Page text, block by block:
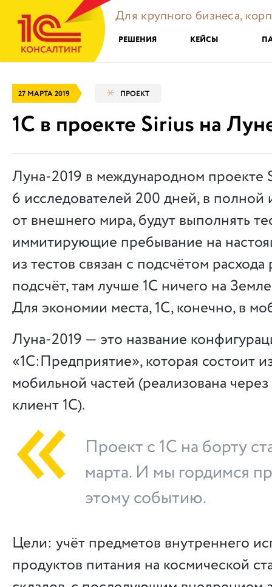
Для крупного бизнеса,
РЕШЕНИЯ КЕЙСЫ
27 МАРТА 2019 ПРОЕКТ
1С в проекте Sirius на
Луна-2019 в международном проекте
6 исследователей 200 дней, в полной
от внешнего мира, будут выполнять
иммитирующие пребывание на
из тестов связан с подсчётом расхода
подсчёт, там лучше 1С ничего на
Для экономии места, 1С, конечно, в
Луна-2019 — это название
«1С:Предприятие», которая состоит
мобильной частей (реализована
клиент 1С).
Проект с 1С на борту
марта. И мы гордимся
этому событию.
Цели: учёт предметов внутреннего
продуктов питания на космической